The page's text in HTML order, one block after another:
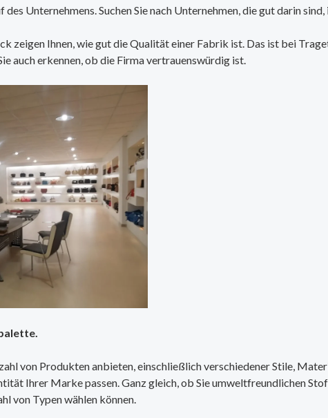
Unternehmens. Suchen Sie nach Unternehmen, die gut darin
zeigen Ihnen, wie gut die Qualität einer Fabrik ist. Das ist bei
auch erkennen, ob die Firma vertrauenswürdig ist.
von Produkten anbieten, einschließlich verschiedener Stile,
Ihrer Marke passen. Ganz gleich, ob Sie umweltfreundlichen
von Typen wählen können.